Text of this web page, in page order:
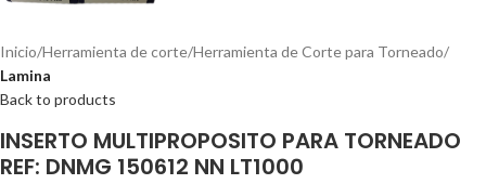
Inicio Herramienta de corte Herramienta de Corte para Torneado
Lamina
Back to products
INSERTO MULTIPROPOSITO PARA TORNEADO
REF: DNMG 150612 NN LT1000